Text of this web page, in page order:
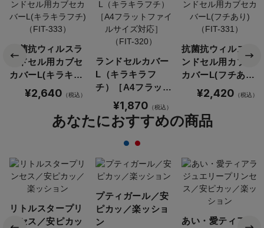
抗菌抗ウィルスラ
ンドセル用カブセ
カバーL(キラキラ
フチ)（FIT-333）
¥2,640 （税込）
ランドセルカバー
L（キラキラフ
チ）［A4フラット
ファイルサイズ対
応］（FIT-320）
¥1,870 （税込）
抗菌抗ウィルスラ
ンドセル用カブセ
カバーL(フチあり)
（FIT-331）
¥2,420 （税込）
あなたにおすすめの商品
リトルスタープリ
ンセス／安ピカッ
プティガール／安
ピカッ／楽ッショ
ン
あい・愛ティアラ